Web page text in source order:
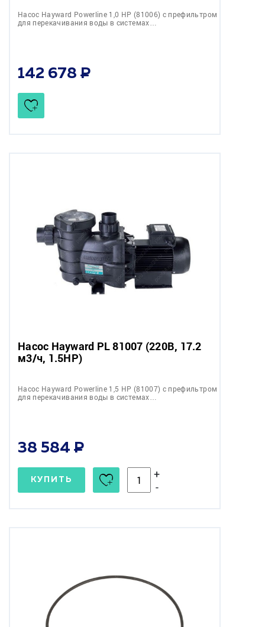
Насос Hayward Powerline 1,0 НР (81006) c префильтром
для перекачивания воды в системах…
142 678
Насос Hayward PL 81007 (220В, 17.2
м3/ч, 1.5HP)
Насос Hayward Powerline 1,5 НР (81007) c префильтром
для перекачивания воды в системах…
38 584
КУПИТЬ
+
-